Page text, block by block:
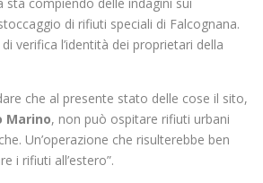
di rifiuti speciali di Falcognana.
verifica l’identità dei proprietari della
che al presente stato delle cose il sito,
Marino, non può ospitare rifiuti urbani
Un’operazione che risulterebbe ben
i rifiuti all’estero”.